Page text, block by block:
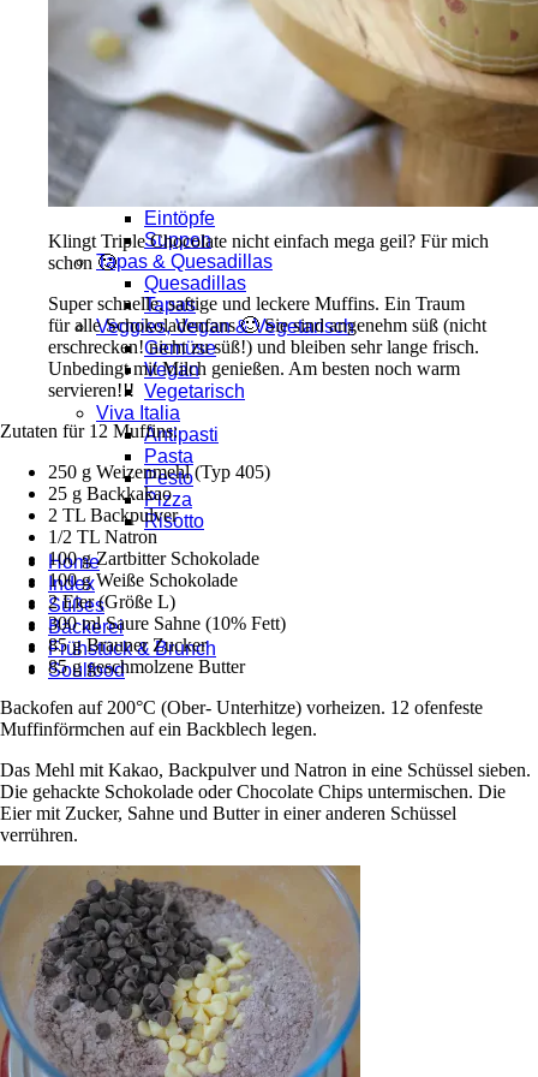
Pute
Rind
Wild
Salate & Dressings
Dressings
Currys, Eintöpfe & Suppen
Currys
Eintöpfe
Suppen
Tapas & Quesadillas
Quesadillas
Tapas
Veggies, Vegan & Vegetarisch
Gemüse
Vegan
Vegetarisch
Viva Italia
Antipasti
Pasta
Pesto
Pizza
Risotto
Home
Index
Süßes
Bäckerei
Frühstück & Brunch
Soulfood
Klingt Triple Chocolate nicht einfach mega geil? Für mich
schon 🙂
Super schnelle, saftige und leckere Muffins. Ein Traum
für alle Schokoladenfans 🙂 Sie sind angenehm süß (nicht
erschrecken! nicht zu süß!) und bleiben sehr lange frisch.
Unbedingt mit Milch genießen. Am besten noch warm
servieren!!!
Zutaten für 12 Muffins:
250 g Weizenmehl (Typ 405)
25 g Backkakao
2 TL Backpulver
1/2 TL Natron
100 g Zartbitter Schokolade
100 g Weiße Schokolade
2 Eier (Größe L)
300 ml Saure Sahne (10% Fett)
85 g Brauner Zucker
85 g geschmolzene Butter
Backofen auf 200°C (Ober- Unterhitze) vorheizen. 12 ofenfeste
Muffinförmchen auf ein Backblech legen.
Das Mehl mit Kakao, Backpulver und Natron in eine Schüssel sieben.
Die gehackte Schokolade oder Chocolate Chips untermischen. Die
Eier mit Zucker, Sahne und Butter in einer anderen Schüssel
verrühren.